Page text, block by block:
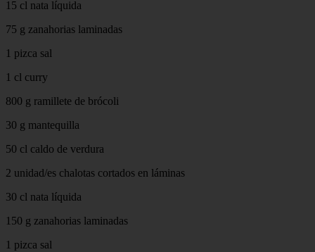
15 cl nata líquida
75 g zanahorias laminadas
1 pizca sal
1 cl curry
800 g ramillete de brócoli
30 g mantequilla
50 cl caldo de verdura
2 unidad/es chalotas cortados en láminas
30 cl nata líquida
150 g zanahorias laminadas
1 pizca sal